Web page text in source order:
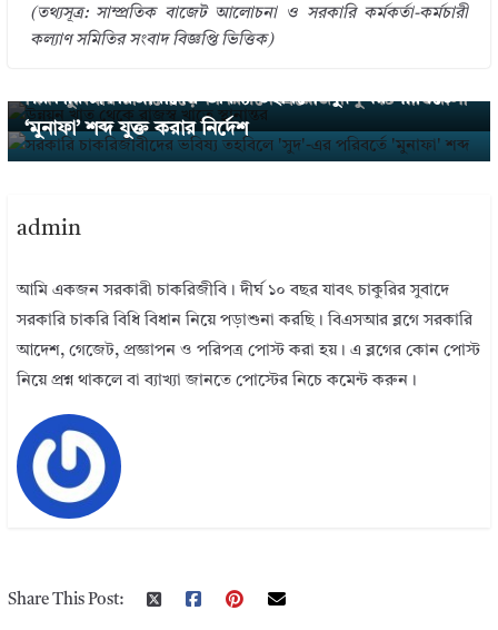
(তথ্যসূত্র: সাম্প্রতিক বাজেট আলোচনা ও সরকারি কর্মকর্তা-কর্মচারী
কল্যাণ সমিতির সংবাদ বিজ্ঞপ্তি ভিত্তিক)
← Previous
র্থিক সুবিধার টানাপোড়েন নিরসনে প্রয়োজন সুস্পষ্ট নীতিমালা
সরকারি চাকরিজীবীদের ভবিষ্য তহবিলে ‘সুদ’-এর পরিবর্তে
‘মুনাফা’ শব্দ যুক্ত করার নির্দেশ
admin
আমি একজন সরকারী চাকরিজীবি। দীর্ঘ ১০ বছর যাবৎ চাকুরির সুবাদে
সরকারি চাকরি বিধি বিধান নিয়ে পড়াশুনা করছি। বিএসআর ব্লগে সরকারি
আদেশ, গেজেট, প্রজ্ঞাপন ও পরিপত্র পোস্ট করা হয়। এ ব্লগের কোন পোস্ট
নিয়ে প্রশ্ন থাকলে বা ব্যাখ্যা জানতে পোস্টের নিচে কমেন্ট করুন।
Share This Post: